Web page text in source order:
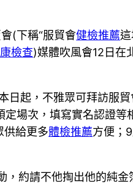
(下稱“服貿會健檢推薦
檢查)媒體吹風會12日在
起，不雅眾可拜訪服
場次，填寫實名認證等
供給更多體檢推薦方便；
，約請不他掏出他的純